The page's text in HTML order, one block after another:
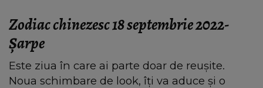
Zodiac chinezesc 18 septembrie 2022-
Şarpe
Este ziua în care ai parte doar de reușite.
Noua schimbare de look, îți va aduce și o